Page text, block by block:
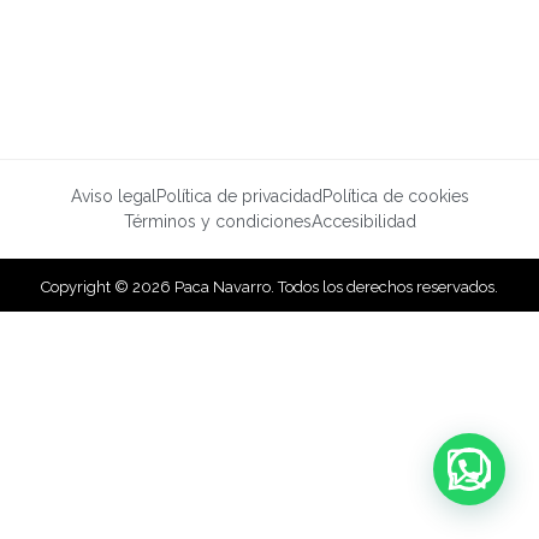
Aviso legal Política de privacidad Política de cookies
Términos y condicionesAccesibilidad
Copyright © 2026 Paca Navarro. Todos los derechos reservados.